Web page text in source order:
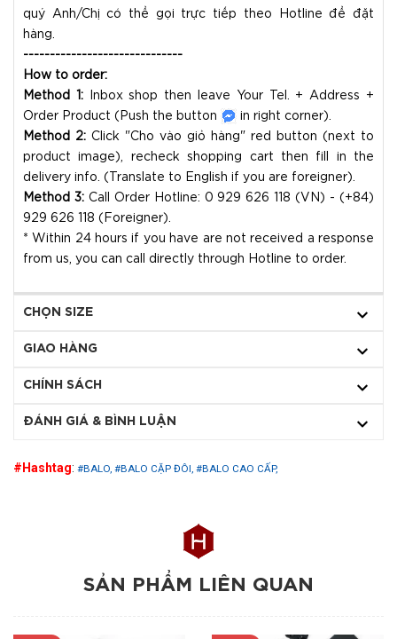
quý Anh/Chị có thể gọi trực tiếp theo Hotline để đặt
hàng.
------------------------------
How to order:
Method 1:Inbox shop then leave Your Tel. + Address +
Order Product (Push the button
in right corner).
Method 2: Click "Cho vào giỏ hàng" red button (next to
product image), recheck shopping cart then fill in the
delivery info. (Translate to English if you are foreigner).
Method 3: Call Order Hotline: 0 929 626 118 (VN) - (+84)
929 626 118 (Foreigner).
* Within 24 hours if you have are not received a response
from us, you can call directly through Hotline to order.
CHỌN SIZE
GIAO HÀNG
CHÍNH SÁCH
ĐÁNH GIÁ & BÌNH LUẬN
#Hashtag: #BALO, #BALO CẶP ĐÔI, #BALO CAO CẤP,
SẢN PHẨM LIÊN QUAN